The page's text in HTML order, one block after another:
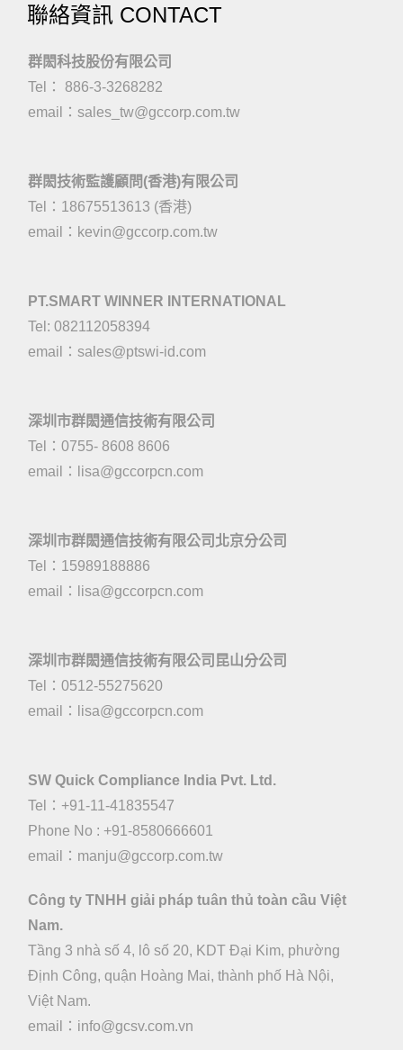
聯絡資訊 CONTACT
群閎科技股份有限公司
Tel： 886-3-3268282
email： sales_tw@gccorp.com.tw
群閎技術監護顧問(香港)有限公司
Tel：18675513613 (香港)
email： kevin@gccorp.com.tw
PT.SMART WINNER INTERNATIONAL
Tel: 082112058394
email： sales@ptswi-id.com
深圳市群閎通信技術有限公司
Tel：0755- 8608 8606
email：
lisa@gccorpcn.com
深圳市群閎通信技術有限公司北京分公司
Tel：15989188886
email：
lisa@gccorpcn.com
深圳市群閎通信技術有限公司昆山分公司
Tel：0512-55275620
email：
lisa@gccorpcn.com
SW Quick Compliance India Pvt. Ltd.
Tel：+91-11-41835547
Phone No : +91-8580666601
email：manju@gccorp.com.tw
Công ty TNHH giải pháp tuân thủ toàn cầu Việt
Nam.
Tầng 3 nhà số 4, lô số 20, KDT Đại Kim, phường
Định Công, quận Hoàng Mai, thành phố Hà Nội,
Việt Nam.
email： info@gcsv.com.vn